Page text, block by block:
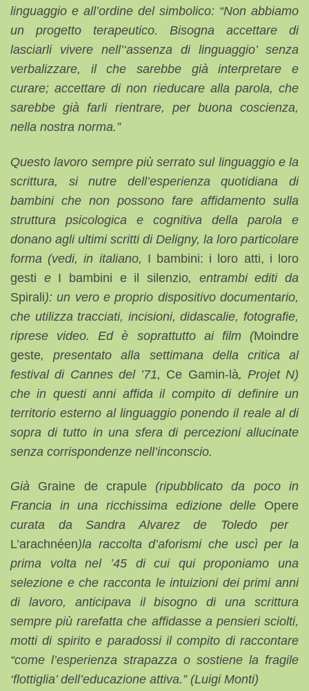
linguaggio e all’ordine del simbolico: “Non abbiamo
un progetto terapeutico. Bisogna accettare di
lasciarli vivere nell’‘assenza di linguaggio’ senza
verbalizzare, il che sarebbe già interpretare e
curare; accettare di non rieducare alla parola, che
sarebbe già farli rientrare, per buona coscienza,
nella nostra norma.”
Questo lavoro sempre più serrato sul linguaggio e la
scrittura, si nutre dell’esperienza quotidiana di
bambini che non possono fare affidamento sulla
struttura psicologica e cognitiva della parola e
donano agli ultimi scritti di Deligny, la loro particolare
forma (vedi, in italiano, I bambini: i loro atti, i loro
gesti e I bambini e il silenzio, entrambi editi da
Spirali): un vero e proprio dispositivo documentario,
che utilizza tracciati, incisioni, didascalie, fotografie,
riprese video. Ed è soprattutto ai film (Moindre
geste, presentato alla settimana della critica al
festival di Cannes del ’71, Ce Gamin-là, Projet N)
che in questi anni affida il compito di definire un
territorio esterno al linguaggio ponendo il reale al di
sopra di tutto in una sfera di percezioni allucinate
senza corrispondenze nell’inconscio.
Già Graine de crapule(ripubblicato da poco in
Francia in una ricchissima edizione delle Opere
curata da Sandra Alvarez de Toledo per
L’arachnéen)la raccolta d’aforismi che uscì per la
prima volta nel ’45 di cui qui proponiamo una
selezione e che racconta le intuizioni dei primi anni
di lavoro, anticipava il bisogno di una scrittura
sempre più rarefatta che affidasse a pensieri sciolti,
motti di spirito e paradossi il compito di raccontare
“come l’esperienza strapazza o sostiene la fragile
‘flottiglia’ dell’educazione attiva.” (Luigi Monti)